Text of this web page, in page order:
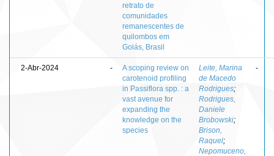
retrato de
comunidades
remanescentes de
quilombos em
Goiás, Brasil
2-Abr-2024 -
A scoping review on
carotenoid profiling
in Passiflora spp. : a
vast avenue for
expanding the
knowledge on the
species
Leite, Marina
de Macedo
Rodrigues;
Rodrigues,
Daniele
Brobowski;
Brison,
Raquel;
Nepomuceno,
-